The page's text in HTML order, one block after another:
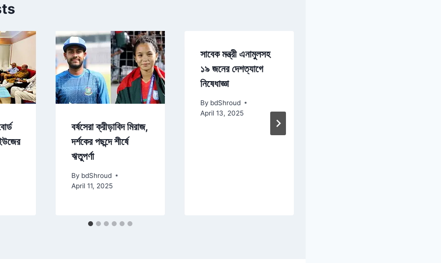
বর্ষসেরা ক্রীড়াবিদ মিরাজ,
দর্শকের পছন্দে শীর্ষে
ঋতুপর্ণা
By bdShroud
April 11, 2025
সাবেক মন্ত্রী এনামুলসহ
১৯ জনের দেশত্যাগে
নিষেধাজ্ঞা
By bdShroud
April 13, 2025